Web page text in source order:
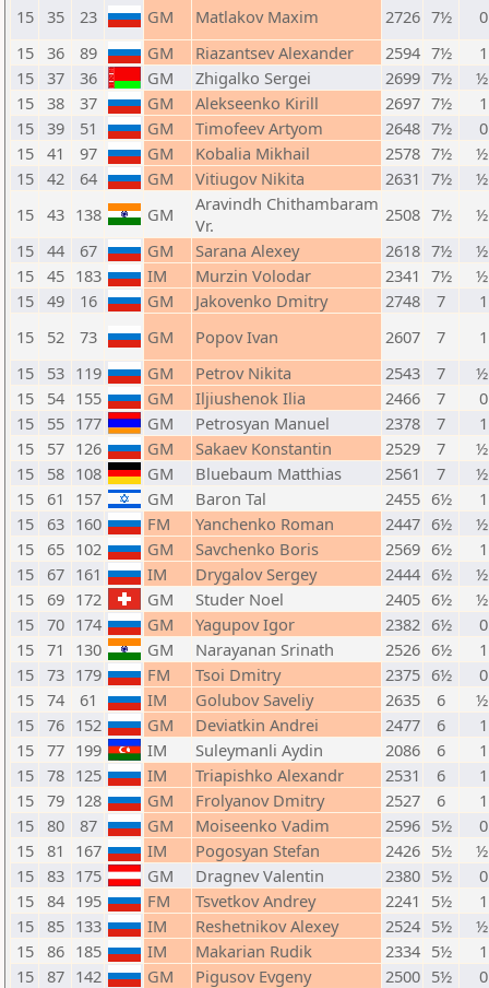
15 35 23 GM Matlakov Maxim 2726 7½
15 36 89 GM Riazantsev Alexander 2594 7½
15 37 36 GM Zhigalko Sergei 2699 7½
15 38 37 GM Alekseenko Kirill 2697 7½
15 39 51 GM Timofeev Artyom 2648 7½
15 41 97 GM Kobalia Mikhail 2578 7½
15 42 64 GM Vitiugov Nikita 2631 7½
15 43 138 GM
Aravindh Chithambaram
Vr.
2508 7½
15 44 67 GM Sarana Alexey 2618 7½
15 45 183 IM Murzin Volodar 2341 7½
15 49 16 GM Jakovenko Dmitry 2748 7
15
52 73 GM Popov Ivan 2607 7
15
53 119 GM Petrov Nikita 2543 7
15
54 155 GM Iljiushenok Ilia 2466 7
15
55 177 GM Petrosyan Manuel 2378 7
15
57 126 GM Sakaev Konstantin 2529 7
15
58 108 GM Bluebaum Matthias 2561 7
15 61 157 GM Baron Tal 2455 6½
15
63 160 FM Yanchenko Roman 2447 6½
15 65 102 GM Savchenko Boris 2569 6½
15
67 161 IM Drygalov Sergey 2444 6½
15 69 172 GM Studer Noel 2405 6½
15 70 174 GM Yagupov Igor 2382 6½
15 71 130 GM Narayanan Srinath 2526 6½
15 73 179 FM Tsoi Dmitry 2375 6½
15 74 61 IM Golubov Saveliy 2635 6
15 76 152 GM Deviatkin Andrei 2477 6
15 77 199 IM Suleymanli Aydin 2086 6
15 78 125 IM Triapishko Alexandr 2531 6
15 79 128 GM Frolyanov Dmitry 2527 6
15 80 87 GM Moiseenko Vadim 2596 5½
15 81 167 IM Pogosyan Stefan 2426 5½
15 83 175 GM Dragnev Valentin 2380 5½
15 84 195 FM Tsvetkov Andrey 2241 5½
15 85 133 IM Reshetnikov Alexey 2524 5½
15 86 185 IM Makarian Rudik 2334 5½
15 87 142 GM Pigusov Evgeny 2500 5½